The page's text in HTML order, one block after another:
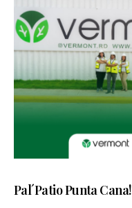
Pal´Patio Punta Cana!